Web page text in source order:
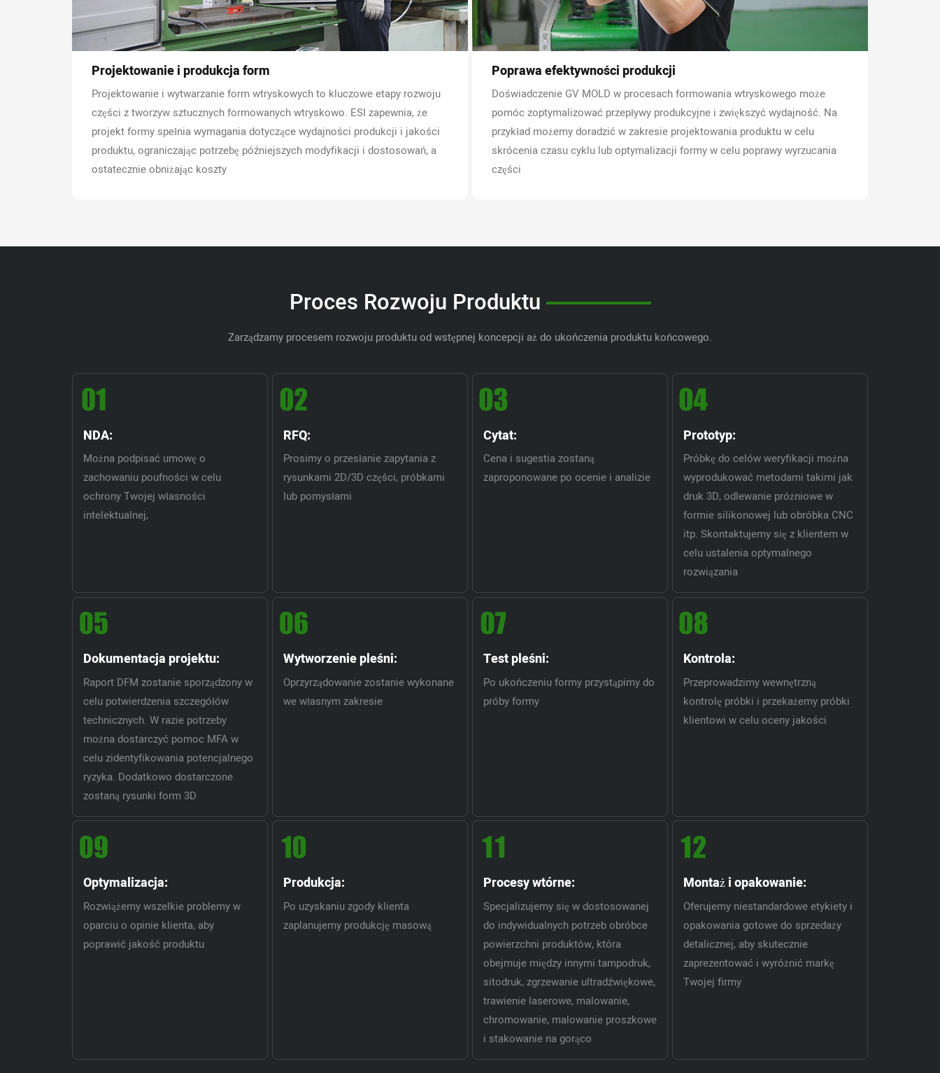
Projektowanie i produkcja form
Projektowanie i wytwarzanie form wtryskowych to kluczowe etapy rozwoju
części z tworzyw sztucznych formowanych wtryskowo. ESI zapewnia, że ​​
projekt formy spełnia wymagania dotyczące wydajności produkcji i jakości
produktu, ograniczając potrzebę późniejszych modyfikacji i dostosowań, a
ostatecznie obniżając koszty
Poprawa efektywności produkcji
Doświadczenie GV MOLD w procesach formowania wtryskowego może
pomóc zoptymalizować przepływy produkcyjne i zwiększyć wydajność. Na
przykład możemy doradzić w zakresie projektowania produktu w celu
skrócenia czasu cyklu lub optymalizacji formy w celu poprawy wyrzucania
części
Proces Rozwoju Produktu
Zarządzamy procesem rozwoju produktu od wstępnej koncepcji aż do ukończenia produktu końcowego.
NDA:
Można podpisać umowę o
zachowaniu poufności w celu
ochrony Twojej własności
intelektualnej,
RFQ:
Prosimy o przesłanie zapytania z
rysunkami 2D/3D części, próbkami
lub pomysłami
Cytat:
Cena i sugestia zostaną
zaproponowane po ocenie i analizie
Prototyp:
Próbkę do celów weryfikacji można
wyprodukować metodami takimi jak
druk 3D, odlewanie próżniowe w
formie silikonowej lub obróbka CNC
itp. Skontaktujemy się z klientem w
celu ustalenia optymalnego
rozwiązania
Dokumentacja projektu:
Raport DFM zostanie sporządzony w
celu potwierdzenia szczegółów
technicznych. W razie potrzeby
można dostarczyć pomoc MFA w
celu zidentyfikowania potencjalnego
ryzyka. Dodatkowo dostarczone
zostaną rysunki form 3D
Wytworzenie pleśni:
Oprzyrządowanie zostanie wykonane
we własnym zakresie
Test pleśni:
Po ukończeniu formy przystąpimy do
próby formy
Kontrola:
Przeprowadzimy wewnętrzną
kontrolę próbki i przekażemy próbki
klientowi w celu oceny jakości
Optymalizacja:
Rozwiążemy wszelkie problemy w
oparciu o opinie klienta, aby
poprawić jakość produktu
Produkcja:
Po uzyskaniu zgody klienta
zaplanujemy produkcję masową
Procesy wtórne:
Specjalizujemy się w dostosowanej
do indywidualnych potrzeb obróbce
powierzchni produktów, która
obejmuje między innymi tampodruk,
sitodruk, zgrzewanie ultradźwiękowe,
trawienie laserowe, malowanie,
chromowanie, malowanie proszkowe
i stakowanie na gorąco
Montaż i opakowanie:
Oferujemy niestandardowe etykiety i
opakowania gotowe do sprzedaży
detalicznej, aby skutecznie
zaprezentować i wyróżnić markę
Twojej firmy